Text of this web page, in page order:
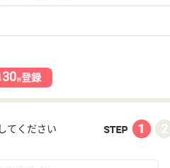
30秒登録
てください